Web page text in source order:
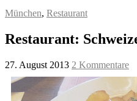
München, Restaurant
Restaurant:
27. August 2013 2 Kommentare